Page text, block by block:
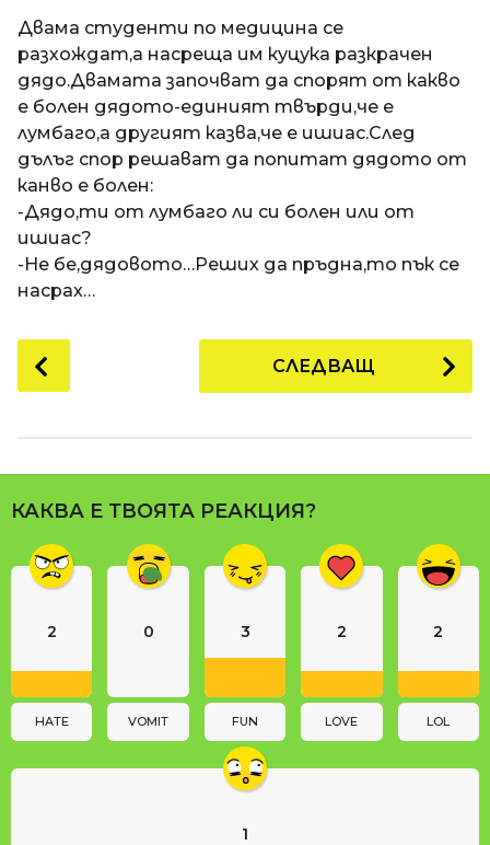
п
р
е
д
и
1
8
г
о
д
и
и
р
и
t
i
Двама студенти по медицина се
разхождат,а насреща им куцука разкрачен
дядо.Двамата започват да спорят от какво
е болен дядото-единият твърди,че е
лумбаго,а другият казва,че е ишиас.След
дълъг спор решават да попитат дядото от
канво е болен:
-Дядо,ти от лумбаго ли си болен или от
ишиас?
-Не бе,дядовото…Реших да пръдна,то пък се
насрах…
o
P
a
g
n
i
o
СЛЕДВАЩ
КАКВА Е ТВОЯТА РЕАКЦИЯ?
2
HATE
0
VOMIT
3
FUN
2
LOVE
2
LOL
1